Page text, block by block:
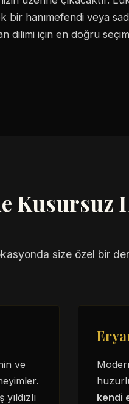
bir hanımefendi veya
dilimi için en doğru
Kusursuz
size özel bir
ve
yıldızlı
kendi